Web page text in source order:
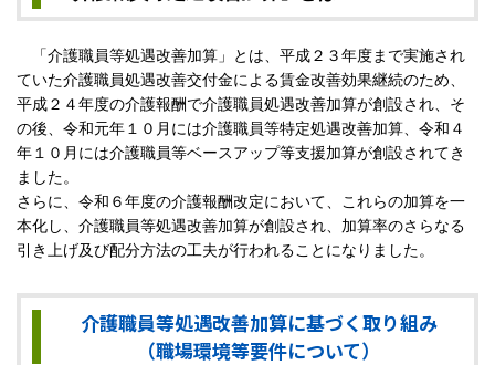
「介護職員等処遇改善加算」とは、平成２３年度まで実施され
ていた介護職員処遇改善交付金による賃金改善効果継続のため、
平成２４年度の介護報酬で介護職員処遇改善加算が創設され、そ
の後、令和元年１０月には介護職員等特定処遇改善加算、令和４
年１０月には介護職員等ベースアップ等支援加算が創設されてき
ました。
さらに、令和６年度の介護報酬改定において、これらの加算を一
本化し、介護職員等処遇改善加算が創設され、加算率のさらなる
引き上げ及び配分方法の工夫が行われることになりました。
介護職員等処遇改善加算に基づく取り組み
（職場環境等要件について）